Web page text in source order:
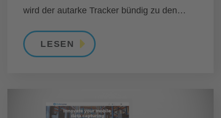
wird der autarke Tracker bündig zu den
sicher mit der Wechselbrücke verbunden.
(...)
LESEN